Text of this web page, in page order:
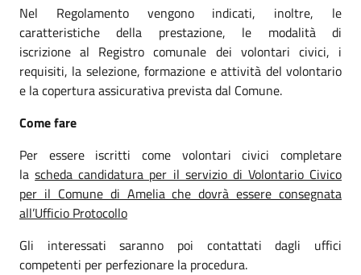
Nel Regolamento vengono indicati, inoltre, le
caratteristiche della prestazione, le modalità di
iscrizione al Registro comunale dei volontari civici, i
requisiti, la selezione, formazione e attività del volontario
e la copertura assicurativa prevista dal Comune.
Come fare
Per essere iscritti come volontari civici completare
lascheda candidatura per il servizio di Volontario Civico
per il Comune di Amelia che dovrà essere consegnata
all’Ufficio Protocollo
Gli interessati saranno poi contattati dagli uffici
competenti per perfezionare la procedura.